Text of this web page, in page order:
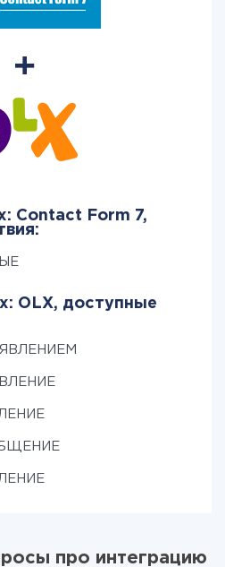
Contact Form 7,
OLX, доступные
про интеграцию